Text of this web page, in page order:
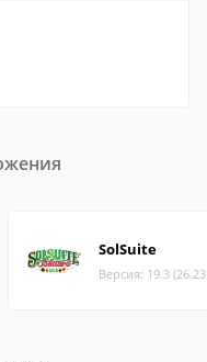
SolSuite
Версия: 19.3